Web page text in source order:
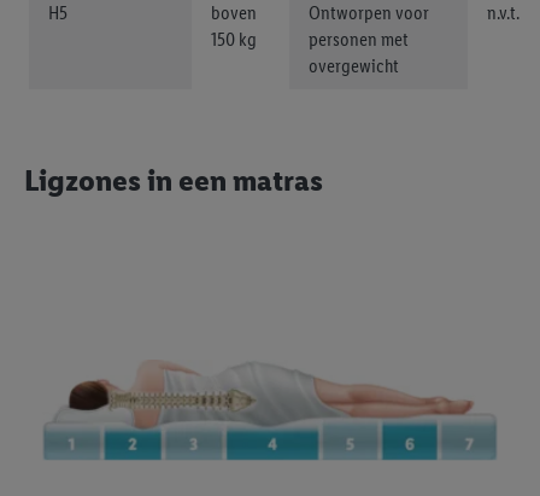
H5
boven
150 kg
Ontworpen voor
personen met
overgewicht
n.v.t.
Ligzones in een matras